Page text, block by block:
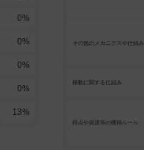
その他のメカニクスや仕組み
移動に関する仕組み
得点や資源等の獲得ルール
0%
0%
0%
0%
13%